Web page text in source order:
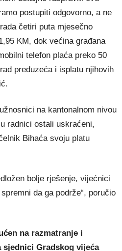
postupiti odgovorno, a ne
četiri puta mjesečno
KM, dok većina građana
telefon plaća preko 50
preduzeća i isplatu njihovih
na kantonalnom nivou
radnici ostali uskraćeni,
Bihaća svoju platu
bolje rješenje, vijećnici
da ga podrže“, poručio
na razmatranje i
sjednici Gradskog vijeća